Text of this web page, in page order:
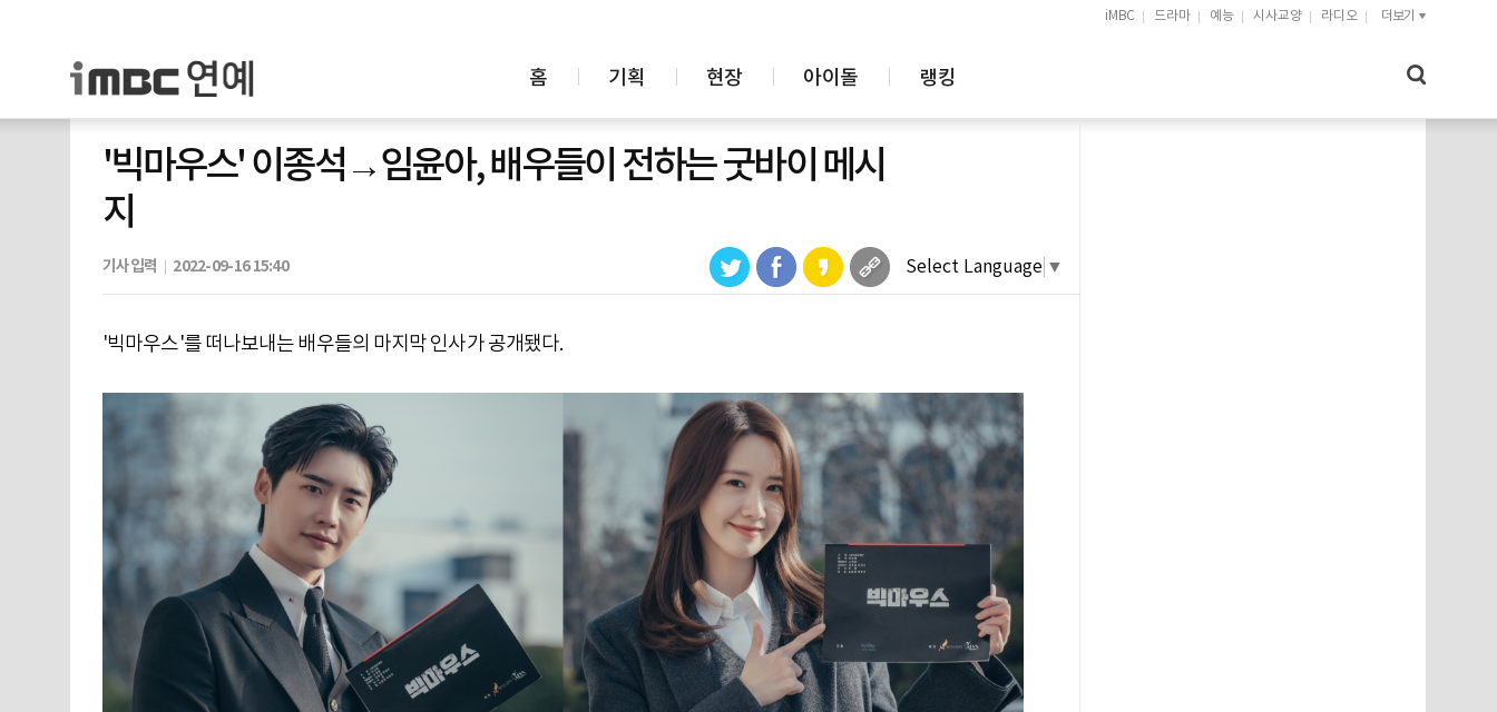
iMBC 드라마 예능 시사교양 라디오 더보기
홈 기획 현장 아이돌 랭킹
'빅마우스' 이종석→임윤아, 배우들이 전하는 굿바이 메시
지
기사입력 2022-09-16 15:40 Select Language ▼
'빅마우스'를 떠나보내는 배우들의 마지막 인사가 공개됐다.